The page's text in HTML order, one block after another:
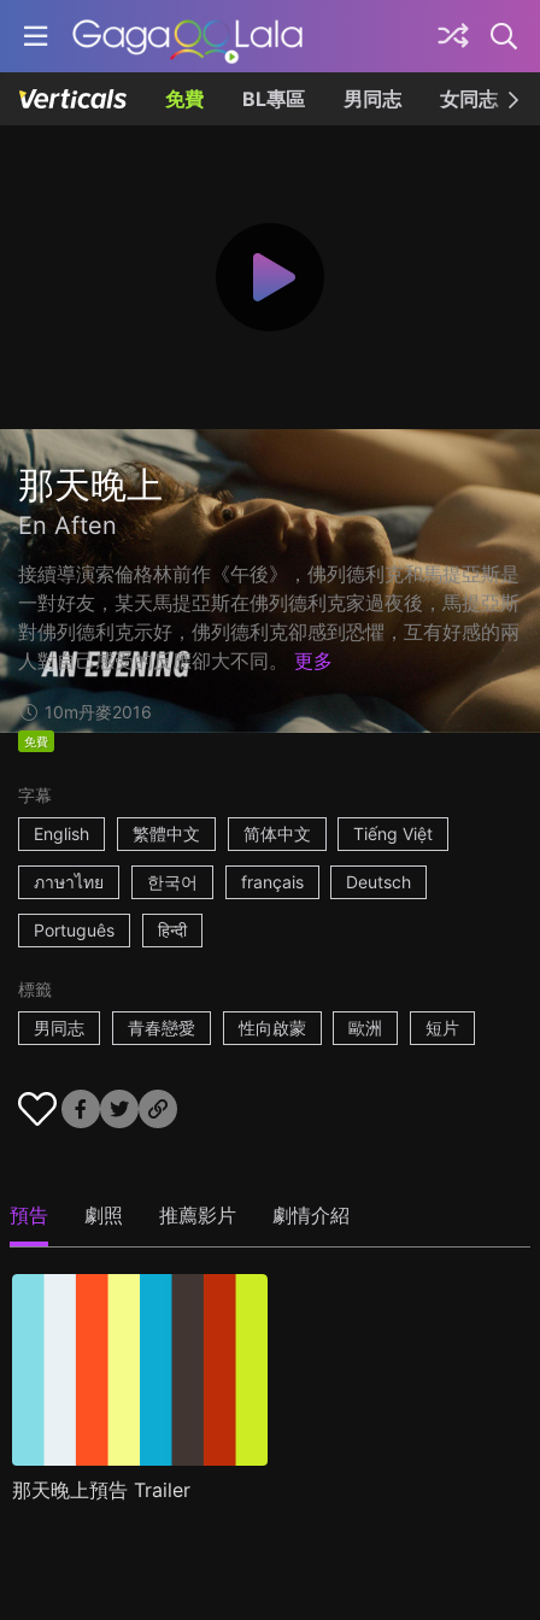
免費 BL專區 男同志 女同志
那天晚上
En Aften
接續導演索倫格林前作《午後》，佛列德利克和馬提亞斯是
一對好友，某天馬提亞斯在佛列德利克家過夜後，馬提亞斯
對佛列德利克示好，佛列德利克卻感到恐懼，互有好感的兩
人對自己感受的反應卻大不同。
更多
10m丹麥2016
免費
字幕
English
繁體中文 简体中文 Tiếng Việt
ภาษาไทย 한국어 français Deutsch
Português हिन्दी
標籤
男同志
青春戀愛 性向啟蒙 歐洲 短片
預告 劇照 推薦影片 劇情介紹
那天晚上預告 Trailer